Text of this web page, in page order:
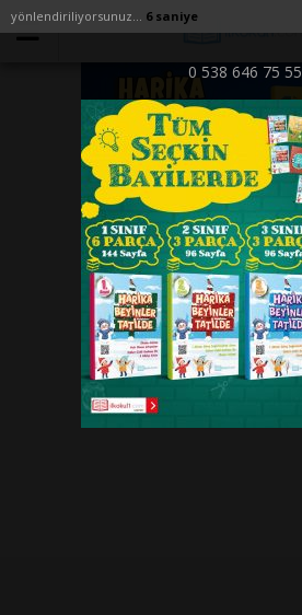
yönlendiriliyorsunuz... 6 saniye
0 538 646 75 55